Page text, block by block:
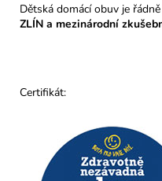
Dětská domácí obuv je
ZLÍN a mezinárodní
Certifikát: